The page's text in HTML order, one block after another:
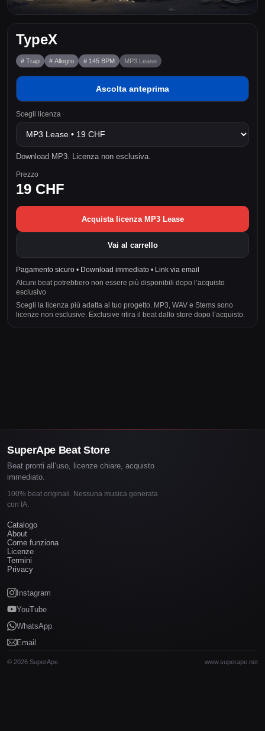
TypeX
# Trap # Allegro # 145 BPM MP3 Lease
Ascolta anteprima
Scegli licenza
Download MP3. Licenza non esclusiva.
Prezzo
19 CHF
Acquista licenza MP3 Lease
Vai al carrello
Pagamento sicuro • Download immediato • Link via email
Alcuni beat potrebbero non essere più disponibili dopo l’acquisto
esclusivo
Scegli la licenza più adatta al tuo progetto. MP3, WAV e Stems sono
licenze non esclusive. Exclusive ritira il beat dallo store dopo l’acquisto.
SuperApe Beat Store
Beat pronti all’uso, licenze chiare, acquisto
immediato.
100% beat originali. Nessuna musica generata
con IA.
Catalogo
About
Come funziona
Licenze
Termini
Privacy
Instagram
YouTube
WhatsApp
Email
© 2026 SuperApe www.superape.net